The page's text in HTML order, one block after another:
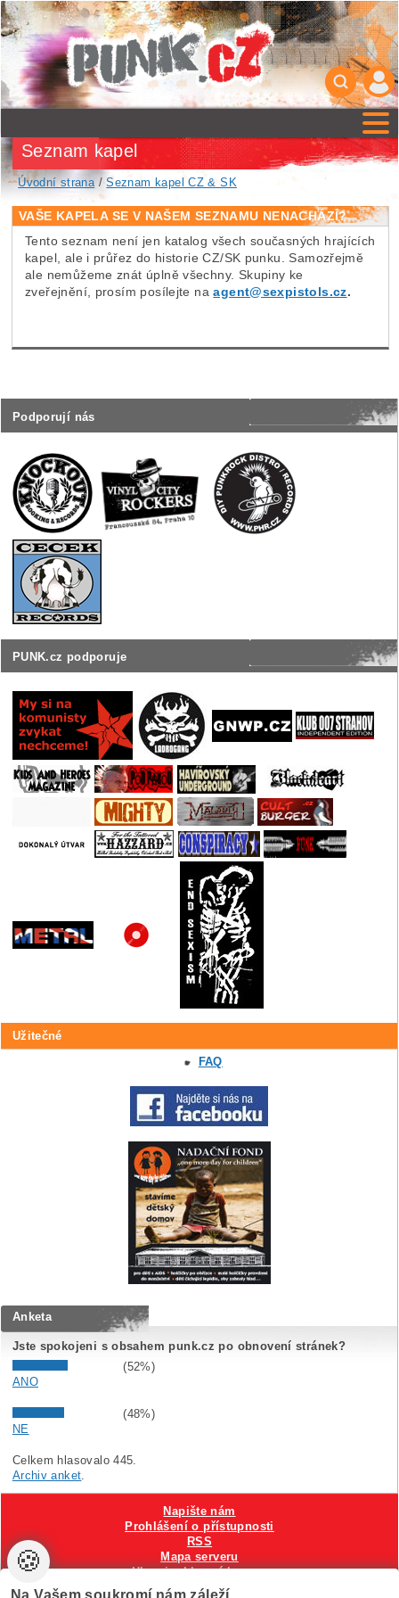
Podporují nás
PUNK.cz podporuje
Seznam kapel
Úvodní strana/Seznam kapel CZ & SK
Užitečné
FAQ
VAŠE KAPELA SE V NAŠEM SEZNAMU NENACHÁZÍ?
Tento seznam není jen katalog všech současných hrajících
kapel, ale i průřez do historie CZ/SK punku. Samozřejmě
ale nemůžeme znát úplně všechny. Skupiny ke
zveřejnění, prosím posílejte na agent@sexpistols.cz.
Anketa
Jste spokojeni s obsahem punk.cz po obnovení stránek?
(52%)
ANO
(48%)
NE
Celkem hlasovalo 445.
Archiv anket.
Napište nám
Prohlášení o přístupnosti
RSS
Mapa serveru
Hlavni reklamní banner
Nastavení cookies
🍪